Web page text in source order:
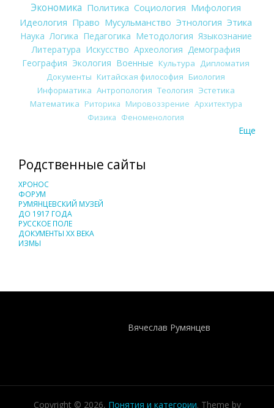
Экономика Политика Социология Мифология
Идеология Право Мусульманство Этнология Этика
Наука Логика Педагогика Методология Языкознание
Литература Искусство Археология Демография
География Экология Военные Культура
Дипломатия
Документы Китайская философия Биология
Информатика Антропология Теология Эстетика
Математика Риторика Мировоззрение Архитектура
Физика Феноменология
Еще
Родственные сайты
ХРОНОС
ФОРУМ
РУМЯНЦЕВСКИЙ МУЗЕЙ
ДО 1917 ГОДА
РУССКОЕ ПОЛЕ
ДОКУМЕНТЫ XX ВЕКА
ИЗМЫ
Вячеслав Румянцев
Copyright © 2026, Понятия и категории. Theme by